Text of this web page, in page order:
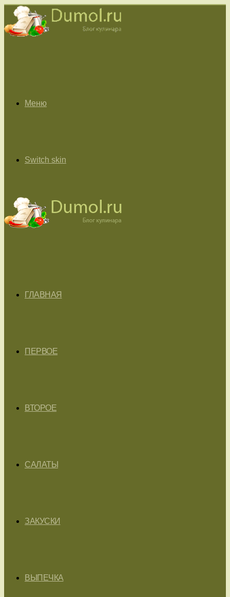
Меню
Switch skin
ГЛАВНАЯ
ПЕРВОЕ
ВТОРОЕ
САЛАТЫ
ЗАКУСКИ
ВЫПЕЧКА